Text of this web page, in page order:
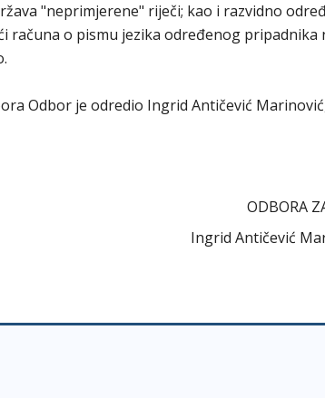
"neprimjerene" riječi; kao i razvidno
računa o pismu jezika određenog pripadnika
Odbor je odredio Ingrid Antičević
ODBORA
Ingrid Antičević